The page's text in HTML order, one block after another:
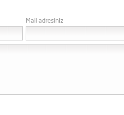
Mail adresiniz